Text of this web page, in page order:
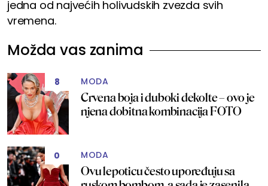
jedna od najvećih holivudskih zvezda svih
vremena.
Možda vas zanima
8 MODA
Crvena boja i duboki dekolte – ovo je
njena dobitna kombinacija FOTO
0 MODA
Ovu lepoticu često upoređuju sa